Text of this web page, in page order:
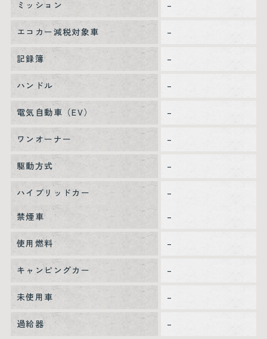
ミッション –
エコカー減税対象車 –
記録簿 –
ハンドル –
電気自動車（EV） –
ワンオーナー –
駆動方式 –
ハイブリッドカー
–
禁煙車
–
使用燃料 –
キャンピングカー –
未使用車 –
過給器 –